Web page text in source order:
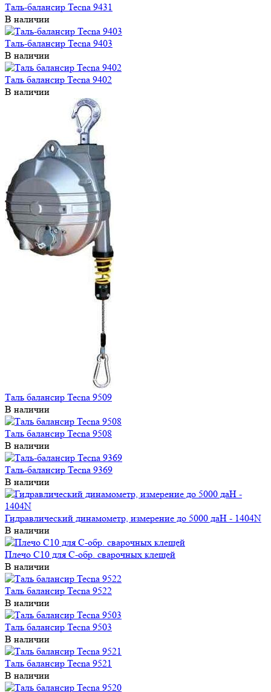
Таль балансир Tecna 9402
В наличии
Таль балансир Tecna 9509
Таль балансир Tecna 9508
Таль-балансир Tecna 9369
В наличии
Гидравлический динамометр, измерение до 5000 даН - 1404N
В наличии
Плечо С10 для C-обр. сварочных клещей
В наличии
Таль балансир Tecna 9522
В наличии
Таль балансир Tecna 9503
В наличии
Таль балансир Tecna 9521
В наличии
Таль балансир Tecna 9520
В наличии
←ctrl Пред.
Страницы: 1 2 3 4 5
Лучшие предложения